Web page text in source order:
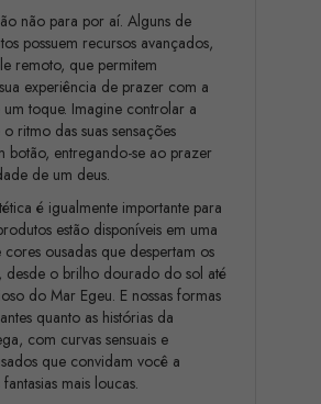
não para por aí. Alguns de
possuem recursos avançados,
remoto, que permitem
experiência de prazer com a
toque. Imagine controlar a
ritmo das suas sensações
botão, entregando-se ao prazer
de um deus.
é igualmente importante para
estão disponíveis em uma
ousadas que despertam os
desde o brilho dourado do sol até
do Mar Egeu. E nossas formas
quanto as histórias da
com curvas sensuais e
que convidam você a
mais loucas.